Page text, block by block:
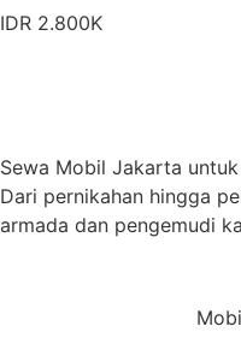
IDR 2.800K
Sewa Mobil Jakarta
Dari pernikahan hingga
armada dan pengemudi